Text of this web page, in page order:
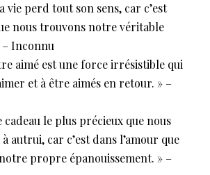
vie perd tout son sens, car c’est
nous trouvons notre véritable
– Inconnu
aimé est une force irrésistible qui
et à être aimés en retour. » –
cadeau le plus précieux que nous
autrui, car c’est dans l’amour que
propre épanouissement. » –